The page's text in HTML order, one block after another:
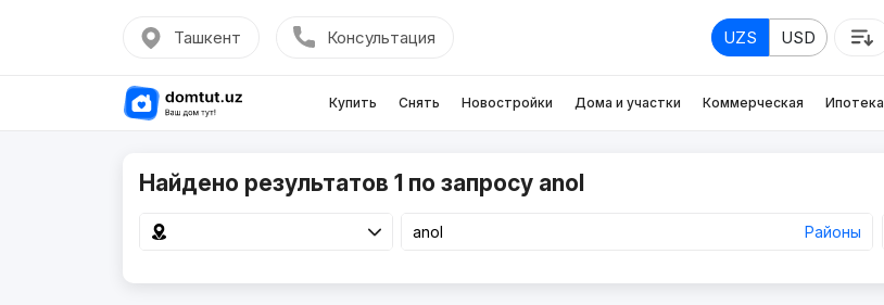
Ташкент Консультация UZS USD
Купить Снять Новостройки Дома и участки Коммерческая Ипотека
Найдено результатов 1 по запросу anol
Районы